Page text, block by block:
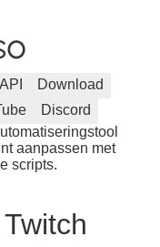
API
Download
Discord
aanpassen met
scripts.